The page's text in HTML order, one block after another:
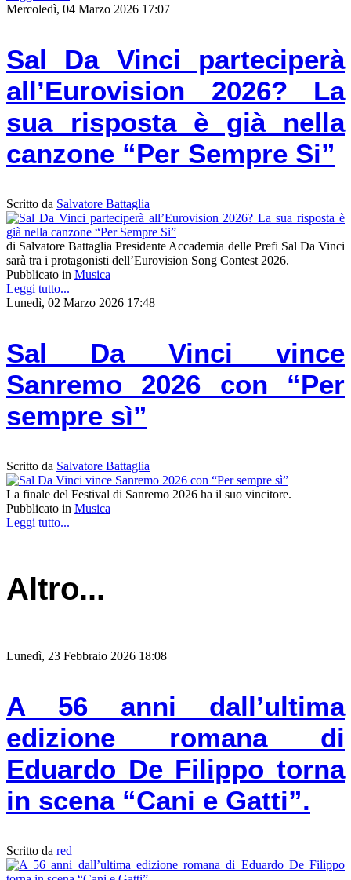
Mercoledì, 04 Marzo 2026 17:07
Sal Da Vinci parteciperà
all’Eurovision 2026? La
sua risposta è già nella
canzone “Per Sempre Si”
Scritto da Salvatore Battaglia
di Salvatore Battaglia Presidente Accademia delle Prefi Sal Da Vinci
sarà tra i protagonisti dell’Eurovision Song Contest 2026.
Pubblicato in Musica
Leggi tutto...
Lunedì, 02 Marzo 2026 17:48
Sal Da Vinci vince
Sanremo 2026 con “Per
sempre sì”
Scritto da Salvatore Battaglia
La finale del Festival di Sanremo 2026 ha il suo vincitore.
Pubblicato in Musica
Leggi tutto...
Altro...
Lunedì, 23 Febbraio 2026 18:08
A 56 anni dall’ultima
edizione romana di
Eduardo De Filippo torna
in scena “Cani e Gatti”.
Scritto da red